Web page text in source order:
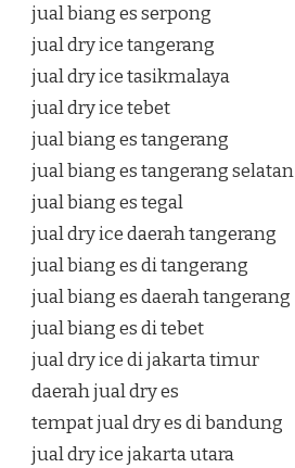
jual biang es serpong
jual dry ice tangerang
jual dry ice tasikmalaya
jual dry ice tebet
jual biang es tangerang
jual biang es tangerang selatan
jual biang es tegal
jual dry ice daerah tangerang
jual biang es di tangerang
jual biang es daerah tangerang
jual biang es di tebet
jual dry ice di jakarta timur
daerah jual dry es
tempat jual dry es di bandung
jual dry ice jakarta utara